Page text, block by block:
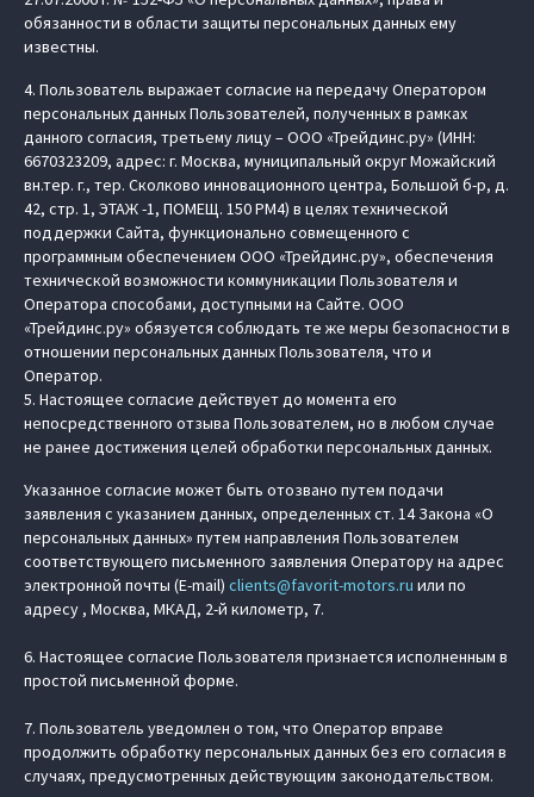
обязанности в области защиты персональных данных ему
известны.
4. Пользователь выражает согласие на передачу Оператором
персональных данных Пользователей, полученных в рамках
данного согласия, третьему лицу – ООО «Трейдинс.ру» (ИНН:
6670323209, адрес: г. Москва, муниципальный округ Можайский
вн.тер. г., тер. Сколково инновационного центра, Большой б-р, д.
42, стр. 1, ЭТАЖ -1, ПОМЕЩ. 150 РМ4) в целях технической
поддержки Сайта, функционально совмещенного с
программным обеспечением ООО «Трейдинс.ру», обеспечения
технической возможности коммуникации Пользователя и
Оператора способами, доступными на Сайте. ООО
«Трейдинс.ру» обязуется соблюдать те же меры безопасности в
отношении персональных данных Пользователя, что и
Оператор.
5. Настоящее согласие действует до момента его
непосредственного отзыва Пользователем, но в любом случае
не ранее достижения целей обработки персональных данных.
Указанное согласие может быть отозвано путем подачи
заявления с указанием данных, определенных ст. 14 Закона «О
персональных данных» путем направления Пользователем
соответствующего письменного заявления Оператору на адрес
электронной почты (E-mail) clients@favorit-motors.ru или по
адресу , Москва, МКАД, 2-й километр, 7.
6. Настоящее согласие Пользователя признается исполненным в
простой письменной форме.
7. Пользователь уведомлен о том, что Оператор вправе
продолжить обработку персональных данных без его согласия в
случаях, предусмотренных действующим законодательством.